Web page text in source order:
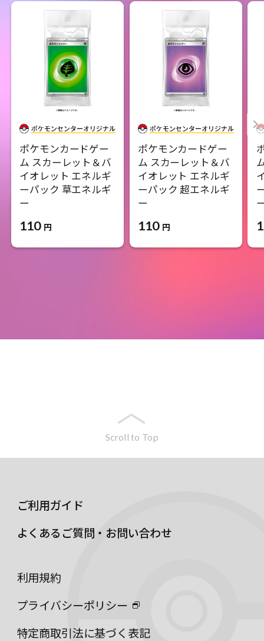
ポケモンカードゲー
ム スカーレット＆バ
イオレット エネルギ
ーパック 草エネルギ
ー
110 円
ポケモンカードゲー
ム スカーレット＆バ
イオレット エネルギ
ーパック 超エネルギ
ー
110 円
Scroll to Top
ご利用ガイド
よくあるご質問・お問い合わせ
利用規約
プライバシーポリシー
特定商取引法に基づく表記